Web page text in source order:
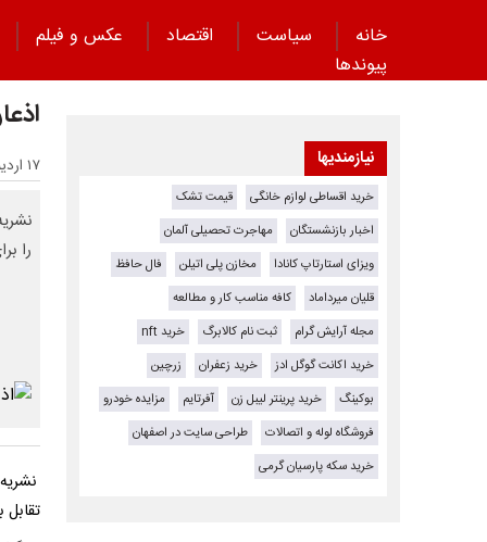
خانه سیاست اقتصاد
عکس و فیلم
پیوند‌ها
۱۷ اردیبهشت ۱۴۰۵ - ۱۶:۴۲
را
نیازمندیها
خرید اقساطی لوازم خانگی
قیمت تشک
اخبار بازنشستگان
مهاجرت تحصیلی آلمان
ویزای استارتاپ کانادا
مخازن پلی اتیلن
فال حافظ
قلیان میرداماد
کافه مناسب کار و مطالعه
مجله آرایش گرام
ثبت نام کالابرگ
خرید nft
خرید اکانت گوگل ادز
خرید زعفران
زرچین
بوکینگ
خرید پرینتر لیبل زن آفرتایم
مزایده خودرو
فروشگاه لوله و اتصالات
طراحی سایت در اصفهان
خرید سکه پارسیان گرمی